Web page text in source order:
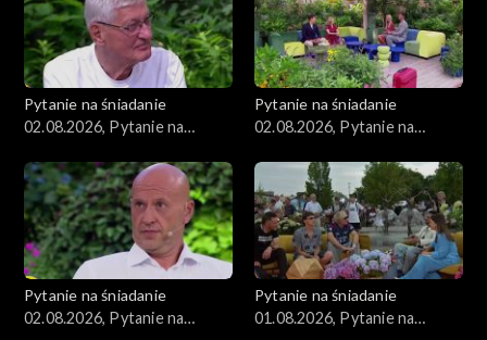
Pytanie na śniadanie
02.08.2026, Pytanie na
Pytanie na śniadanie
02.08.2026, Pytanie na
Pytanie na śniadanie
02.08.2026, Pytanie na
Pytanie na śniadanie
01.08.2026, Pytanie na